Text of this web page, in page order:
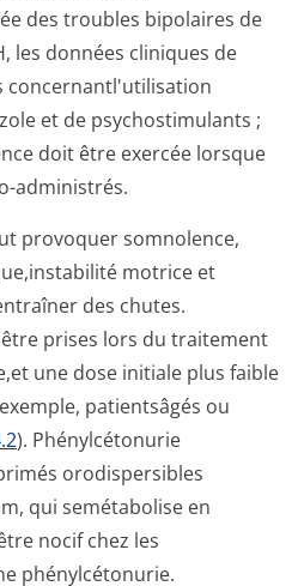
des troubles bipolaires de
les données cliniques de
concernantl'u­tilisation
et de psychostimulants ;
doit être exercée lorsque
administrés.
provoquer somnolence,
motrice et
des chutes.
prises lors du traitement
une dose initiale plus faible
patientsâgés ou
). Phénylcétonurie
orodispersibles
qui semétabolise en
nocif chez les
phénylcétonurie.